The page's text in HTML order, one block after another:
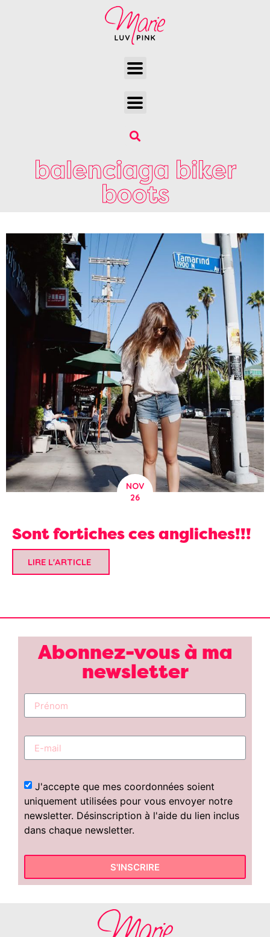
balenciaga biker
boots
NOV
26
Sont fortiches ces angliches!!!
LIRE L'ARTICLE
Abonnez-vous à ma
newsletter
J'accepte que mes coordonnées soient
uniquement utilisées pour vous envoyer notre
newsletter. Désinscription à l'aide du lien inclus
dans chaque newsletter.
S'INSCRIRE